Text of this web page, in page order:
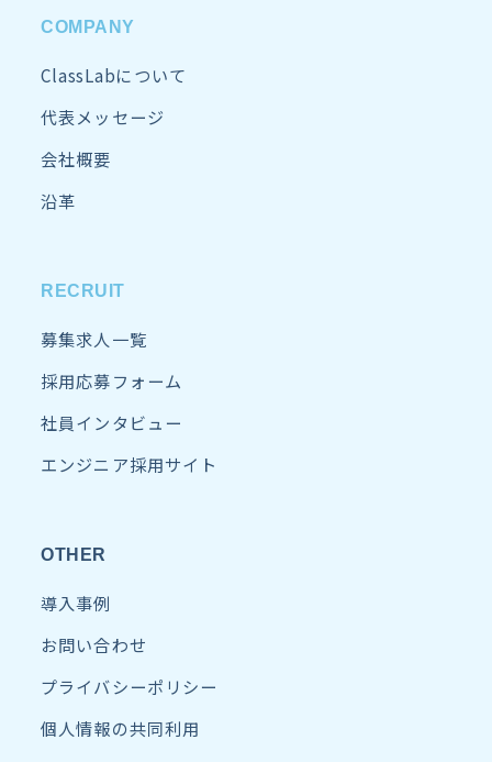
COMPANY
ClassLabについて
代表メッセージ
会社概要
沿革
RECRUIT
募集求人一覧
採用応募フォーム
社員インタビュー
エンジニア採用サイト
OTHER
導入事例
お問い合わせ
プライバシーポリシー
個人情報の共同利用